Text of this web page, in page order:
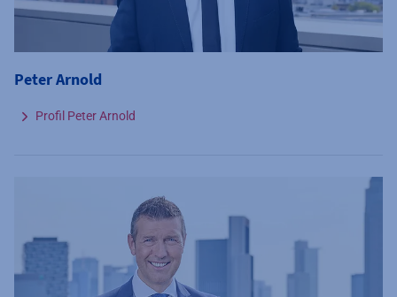
Peter Arnold
Profil Peter Arnold